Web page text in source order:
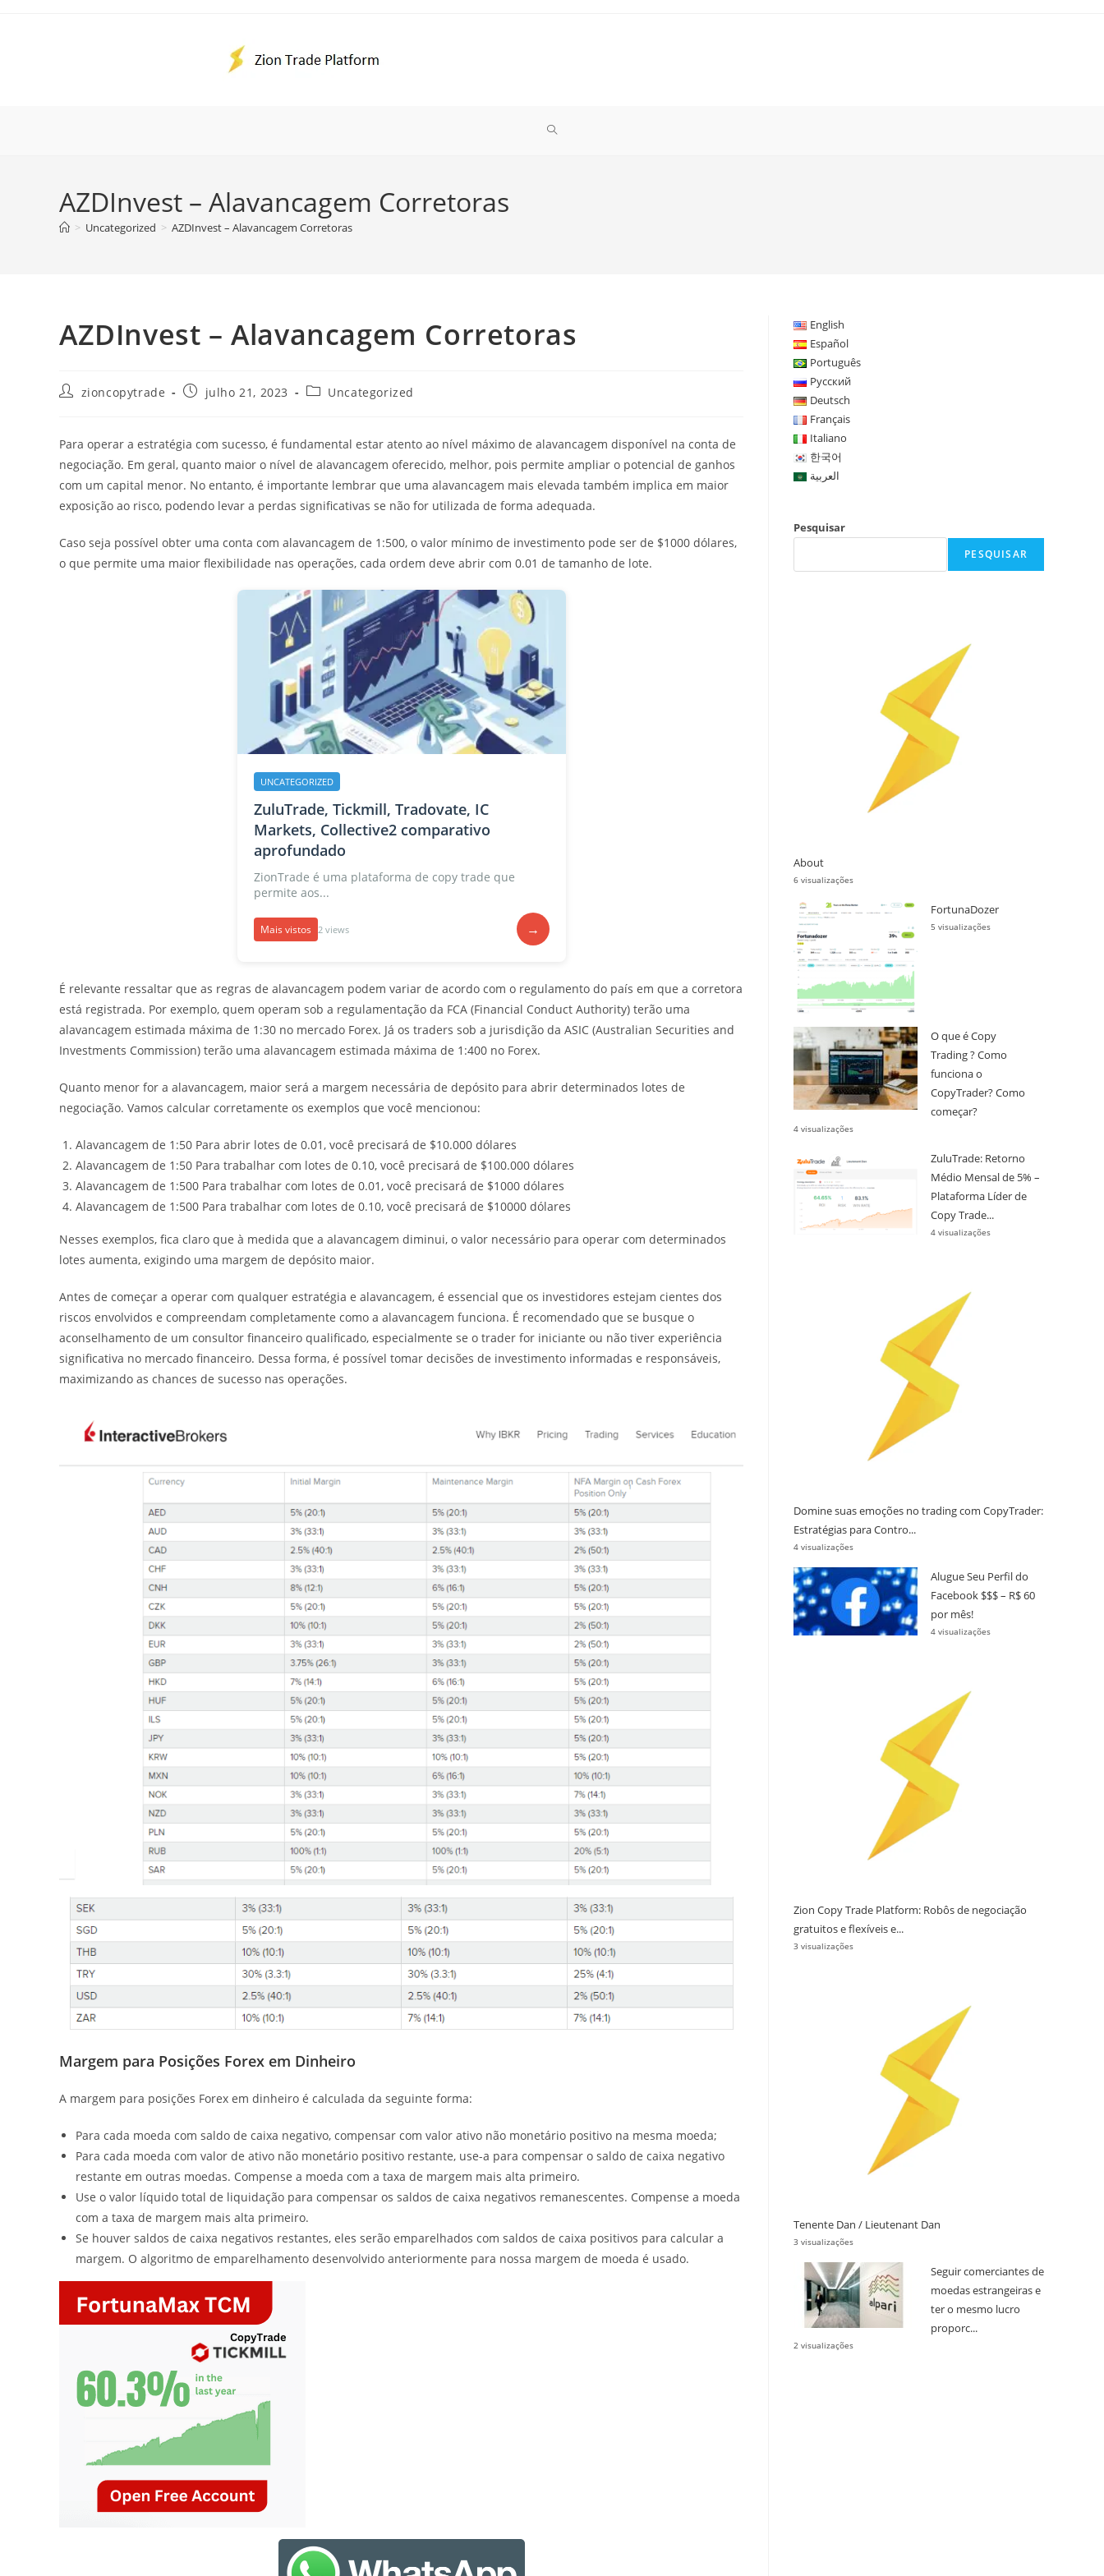
ALTERNAR
AZDInvest – Alavancagem Corretoras
> Uncategorized > AZDInvest – Alavancagem Corretoras
AZDInvest – Alavancagem Corretoras
Autorzioncopytrade
Postjulho 21, 2023
Categoria
Uncategorized
Para operar a estratégia com sucesso, é fundamental estar atento ao nível máximo de alavancagem disponível na conta de
negociação. Em geral, quanto maior o nível de alavancagem oferecido, melhor, pois permite ampliar o potencial de ganhos
com um capital menor. No entanto, é importante lembrar que uma alavancagem mais elevada também implica em maior
exposição ao risco, podendo levar a perdas significativas se não for utilizada de forma adequada.
Caso seja possível obter uma conta com alavancagem de 1:500, o valor mínimo de investimento pode ser de $1000 dólares,
o que permite uma maior flexibilidade nas operações, cada ordem deve abrir com 0.01 de tamanho de lote.
UNCATEGORIZED
ZuluTrade, Tickmill, Tradovate, IC
Markets, Collective2 comparativo
aprofundado
ZionTrade é uma plataforma de copy trade que
permite aos...
Mais vistos 2 views →
É relevante ressaltar que as regras de alavancagem podem variar de acordo com o regulamento do país em que a corretora
está registrada. Por exemplo, quem operam sob a regulamentação da FCA (Financial Conduct Authority) terão uma
alavancagem estimada máxima de 1:30 no mercado Forex. Já os traders sob a jurisdição da ASIC (Australian Securities and
Investments Commission) terão uma alavancagem estimada máxima de 1:400 no Forex.
Quanto menor for a alavancagem, maior será a margem necessária de depósito para abrir determinados lotes de
negociação. Vamos calcular corretamente os exemplos que você mencionou:
Alavancagem de 1:50 Para abrir lotes de 0.01, você precisará de $10.000 dólares
Alavancagem de 1:50 Para trabalhar com lotes de 0.10, você precisará de $100.000 dólares
Alavancagem de 1:500 Para trabalhar com lotes de 0.01, você precisará de $1000 dólares
Alavancagem de 1:500 Para trabalhar com lotes de 0.10, você precisará de $10000 dólares
Nesses exemplos, fica claro que à medida que a alavancagem diminui, o valor necessário para operar com determinados
lotes aumenta, exigindo uma margem de depósito maior.
Antes de começar a operar com qualquer estratégia e alavancagem, é essencial que os investidores estejam cientes dos
riscos envolvidos e compreendam completamente como a alavancagem funciona. É recomendado que se busque o
aconselhamento de um consultor financeiro qualificado, especialmente se o trader for iniciante ou não tiver experiência
significativa no mercado financeiro. Dessa forma, é possível tomar decisões de investimento informadas e responsáveis,
maximizando as chances de sucesso nas operações.
Margem para Posições Forex em Dinheiro
A margem para posições Forex em dinheiro é calculada da seguinte forma:
Para cada moeda com saldo de caixa negativo, compensar com valor ativo não monetário positivo na mesma moeda;
Para cada moeda com valor de ativo não monetário positivo restante, use-a para compensar o saldo de caixa negativo
restante em outras moedas. Compense a moeda com a taxa de margem mais alta primeiro.
Use o valor líquido total de liquidação para compensar os saldos de caixa negativos remanescentes. Compense a moeda
com a taxa de margem mais alta primeiro.
Se houver saldos de caixa negativos restantes, eles serão emparelhados com saldos de caixa positivos para calcular a
margem. O algoritmo de emparelhamento desenvolvido anteriormente para nossa margem de moeda é usado.
English
Español
Português
Русский
Deutsch
Français
Italiano
한국어
العربية
Pesquisar
PESQUISAR
About
6 visualizações
FortunaDozer
5 visualizações
O que é Copy
Trading ? Como
funciona o
CopyTrader? Como
começar?
4 visualizações
ZuluTrade: Retorno
Médio Mensal de 5% –
Plataforma Líder de
Copy Trade...
4 visualizações
Domine suas emoções no trading com CopyTrader:
Estratégias para Contro...
4 visualizações
Alugue Seu Perfil do
Facebook $$$ – R$ 60
por mês!
4 visualizações
Zion Copy Trade Platform: Robôs de negociação
gratuitos e flexíveis e...
3 visualizações
Tenente Dan / Lieutenant Dan
3 visualizações
Seguir comerciantes de
moedas estrangeiras e
ter o mesmo lucro
proporc...
2 visualizações